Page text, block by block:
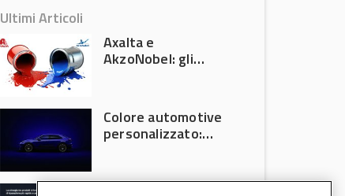
Ultimi Articoli
Axalta e
AkzoNobel: gli
Colore automotive
personalizzato:
diventa ingegneria